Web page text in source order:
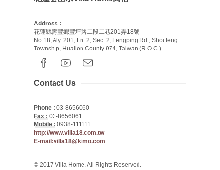
Address :
花蓮縣壽豐鄉豐坪路二段二巷201弄18號
No.18, Aly. 201, Ln. 2, Sec. 2, Fengping Rd., Shoufeng
Township, Hualien County 974, Taiwan (R.O.C.)
Contact Us
Phone : 03-8656060
Fax : 03-8656061
Mobile : 0938-111111
http://www.villa18.com.tw
E-mail:villa18@kimo.com
© 2017 Villa Home. All Rights Reserved.